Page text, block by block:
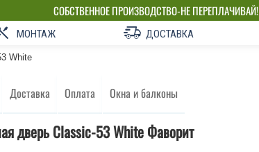
СОБСТВЕННОЕ ПРОИЗВОДСТВО-НЕ ПЕРЕПЛАЧИВАЙ!
МОНТАЖ ДОСТАВКА
White
Доставка Оплата Окна и балконы
дверь Classic-53 White Фаворит